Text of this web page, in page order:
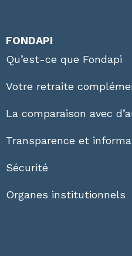
FONDAPI
Qu’est-ce que Fondapi
Votre retraite
La comparaison avec
Transparence et
Sécurité
Organes institutionnels